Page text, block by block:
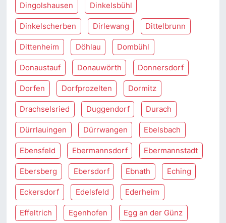
Dingolshausen Dinkelsbühl
Dinkelscherben Dirlewang Dittelbrunn
Dittenheim Döhlau Dombühl
Donaustauf Donauwörth Donnersdorf
Dorfen Dorfprozelten Dormitz
Drachselsried Duggendorf Durach
Dürrlauingen Dürrwangen Ebelsbach
Ebensfeld Ebermannsdorf Ebermannstadt
Ebersberg Ebersdorf Ebnath Eching
Eckersdorf Edelsfeld Ederheim
Effeltrich Egenhofen Egg an der Günz